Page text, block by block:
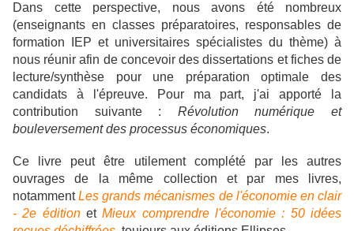
Dans cette perspective, nous avons été nombreux
(enseignants en classes préparatoires, responsables de
formation IEP et universitaires spécialistes du thème) à
nous réunir afin de concevoir des dissertations et fiches de
lecture/synthèse pour une préparation optimale des
candidats à l'épreuve. Pour ma part, j'ai apporté la
contribution suivante : Révolution numérique et
bouleversement des processus économiques.
Ce livre peut être utilement complété par les autres
ouvrages de la même collection et par mes livres,
notamment Les grands mécanismes de l'économie en clair
- 2e édition et Mieux comprendre l'économie : 50 idées